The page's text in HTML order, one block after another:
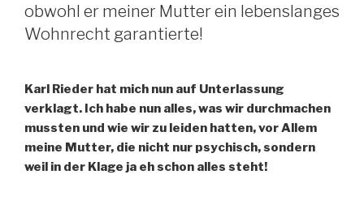
obwohl er meiner Mutter ein lebenslanges
Wohnrecht garantierte!
Karl Rieder hat mich nun auf Unterlassung
verklagt. Ich habe nun alles, was wir durchmachen
mussten und wie wir zu leiden hatten, vor Allem
meine Mutter, die nicht nur psychisch, sondern
weil in der Klage ja eh schon alles steht!